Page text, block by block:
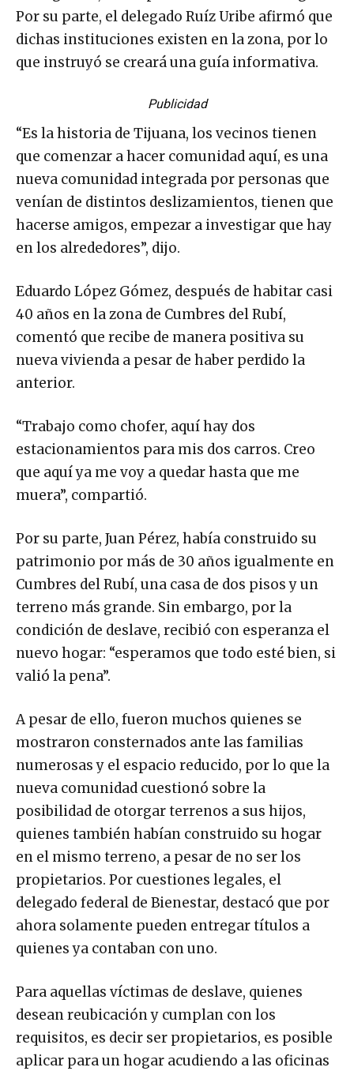
Por su parte, el delegado Ruíz Uribe afirmó que
dichas instituciones existen en la zona, por lo
que instruyó se creará una guía informativa.
Publicidad
“Es la historia de Tijuana, los vecinos tienen
que comenzar a hacer comunidad aquí, es una
nueva comunidad integrada por personas que
venían de distintos deslizamientos, tienen que
hacerse amigos, empezar a investigar que hay
en los alrededores”, dijo.
Eduardo López Gómez, después de habitar casi
40 años en la zona de Cumbres del Rubí,
comentó que recibe de manera positiva su
nueva vivienda a pesar de haber perdido la
anterior.
“Trabajo como chofer, aquí hay dos
estacionamientos para mis dos carros. Creo
que aquí ya me voy a quedar hasta que me
muera”, compartió.
Por su parte, Juan Pérez, había construido su
patrimonio por más de 30 años igualmente en
Cumbres del Rubí, una casa de dos pisos y un
terreno más grande. Sin embargo, por la
condición de deslave, recibió con esperanza el
nuevo hogar: “esperamos que todo esté bien, si
valió la pena”.
A pesar de ello, fueron muchos quienes se
mostraron consternados ante las familias
numerosas y el espacio reducido, por lo que la
nueva comunidad cuestionó sobre la
posibilidad de otorgar terrenos a sus hijos,
quienes también habían construido su hogar
en el mismo terreno, a pesar de no ser los
propietarios. Por cuestiones legales, el
delegado federal de Bienestar, destacó que por
ahora solamente pueden entregar títulos a
quienes ya contaban con uno.
Para aquellas víctimas de deslave, quienes
desean reubicación y cumplan con los
requisitos, es decir ser propietarios, es posible
aplicar para un hogar acudiendo a las oficinas